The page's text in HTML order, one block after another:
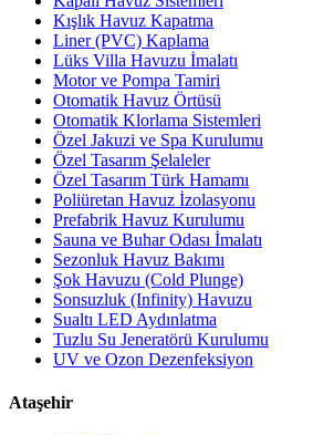
Kışlık Havuz Kapatma
Liner (PVC) Kaplama
Lüks Villa Havuzu İmalatı
Motor ve Pompa Tamiri
Otomatik Havuz Örtüsü
Otomatik Klorlama Sistemleri
Özel Jakuzi ve Spa Kurulumu
Özel Tasarım Şelaleler
Özel Tasarım Türk Hamamı
Poliüretan Havuz İzolasyonu
Prefabrik Havuz Kurulumu
Sauna ve Buhar Odası İmalatı
Sezonluk Havuz Bakımı
Şok Havuzu (Cold Plunge)
Sonsuzluk (Infinity) Havuzu
Sualtı LED Aydınlatma
Tuzlu Su Jeneratörü Kurulumu
UV ve Ozon Dezenfeksiyon
Ataşehir